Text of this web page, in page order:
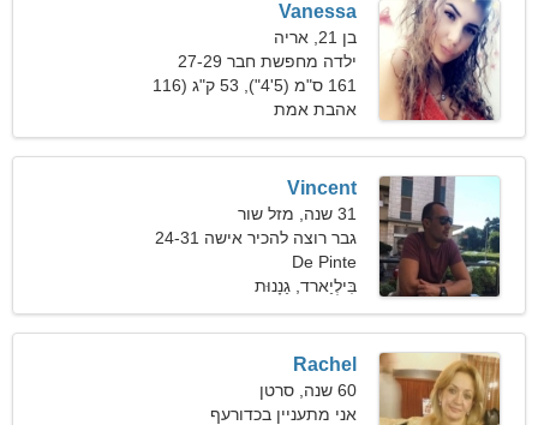
Vanessa
בן 21, אריה
ילדה מחפשת חבר 27-29
161 ס"מ (5'4"), 53 ק"ג (116
פאונד)
אהבת אמת
Vincent
31 שנה, מזל שור
גבר רוצה להכיר אישה 24-31
De Pinte
בִּילְיַארד, גַנָנוּת
Rachel
60 שנה, סרטן
אני מתעניין בכדורעף